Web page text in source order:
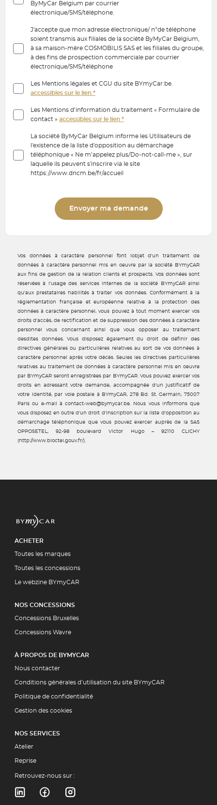
ByMyCar Belgium par courrier
électronique/SMS/téléphone.
J'accepte que mon adresse électronique/ n°de téléphone
soient transmis aux filiales de la société ByMyCar Belgium,
à sa maison-mère COSMOBILIS SAS et les filiales du groupe,
à des fins de prospection commerciale par courrier
électronique/SMS/téléphone
Les Mentions légales et CGU du site BYmyCar.be.
accessibles sur le lien *
Les Mentions d’information du traitement « Formulaire de
contact » accessibles sur le lien *
La société ByMyCar Belgium informe les Utilisateurs de
l'existence de la liste d'opposition au démarchage
téléphonique « Ne m’appelez plus/Do-not-call-me », sur
laquelle ils peuvent s'inscrire via le site
https://www.dncm.be/fr/accueil
Envoyer ma demande
Vos données à caractère personnel font lobjet d'un traitement de
données à caractère personnel mis en oeuvre par la société BYmyCAR
aux fins de gestion de la relation clients et prospects. Vos données sont
réservées à l'usage des services internes de la société BYmyCAR ainsi
qu'aux prestataires habilités à traiter vos données. Conformément à la
réglementation française et européenne relative à la protection des
données à caractère personnel, vous pouvez à tout moment exercer vos
droits d'accès, de rectification et de suppression des données à caractère
personnel vous concernant ainsi que vous opposer au traitement
desdites données. Vous disposez également du droit de définir des
directives générales ou particulières relatives au sort de vos données à
caractère personnel après votre décès. Seules les directives particulières
relatives au traitement de données à caractère personnel mis en oeuvre
par BYmyCAR seront enregistrées par BYmyCAR. Vous pouvez exercer vos
droits en adressant votre demande, accompagnée d'un justificatif de
votre identité, par voie postale à BYmyCAR, 278 Bd. St. Germain, 75007
Paris ou e-mail à contact-web@bymycar.be. Nous vous informons que
vous disposez en outre d'un droit d'inscription sur la liste d'opposition au
démarchage téléphonique que vous pouvez exercer auprès de la SAS
OPPOSETEL, 92-98 boulevard Victor Hugo – 92110 CLICHY
(http://www.bloctel.gouv.fr/).
ACHETER
Toutes les marques
Toutes les concessions
Le webzine BYmyCAR
NOS CONCESSIONS
Concessions Bruxelles
Concessions Wavre
À PROPOS DE BYMYCAR
Nous contacter
Conditions générales d’utilisation du site BYmyCAR
Politique de confidentialité
Gestion des cookies
NOS SERVICES
Atelier
Reprise
Retrouvez-nous sur :